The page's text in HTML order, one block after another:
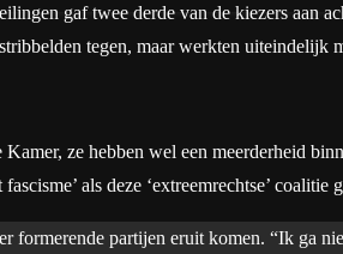
gaf twee derde van de kiezers
tegen, maar werkten uiteindelijk
ze hebben wel een meerderheid
als deze ‘extreemrechtse’ coalitie
formerende partijen eruit komen. “Ik ga